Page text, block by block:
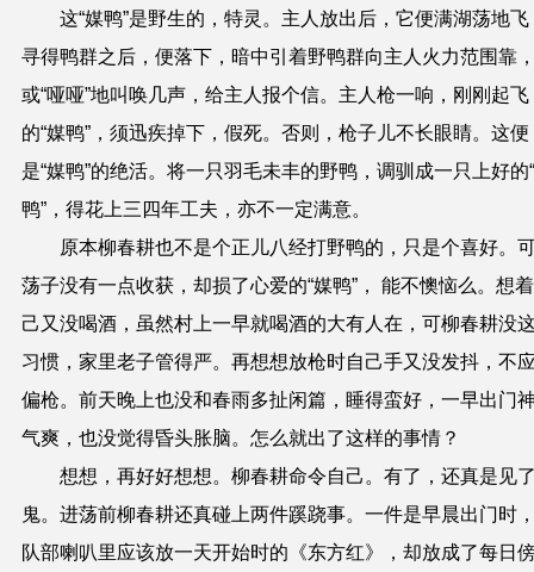
这“媒鸭”是野生的，特灵。主人放出后，它便满湖荡地飞
寻得鸭群之后，便落下，暗中引着野鸭群向主人火力范围靠
或“哑哑”地叫唤几声，给主人报个信。主人枪一响，刚刚起飞
的“媒鸭”，须迅疾掉下，假死。否则，枪子儿不长眼睛。这便
是“媒鸭”的绝活。将一只羽毛未丰的野鸭，调驯成一只上好的
鸭”，得花上三四年工夫，亦不一定满意。
原本柳春耕也不是个正儿八经打野鸭的，只是个喜好。
荡子没有一点收获，却损了心爱的“媒鸭”， 能不懊恼么。想
己又没喝酒，虽然村上一早就喝酒的大有人在，可柳春耕没
习惯，家里老子管得严。再想想放枪时自己手又没发抖，不
偏枪。前天晚上也没和春雨多扯闲篇，睡得蛮好，一早出门
气爽，也没觉得昏头胀脑。怎么就出了这样的事情？
想想，再好好想想。柳春耕命令自己。有了，还真是见
鬼。进荡前柳春耕还真碰上两件蹊跷事。一件是早晨出门时
队部喇叭里应该放一天开始时的《东方红》，却放成了每日